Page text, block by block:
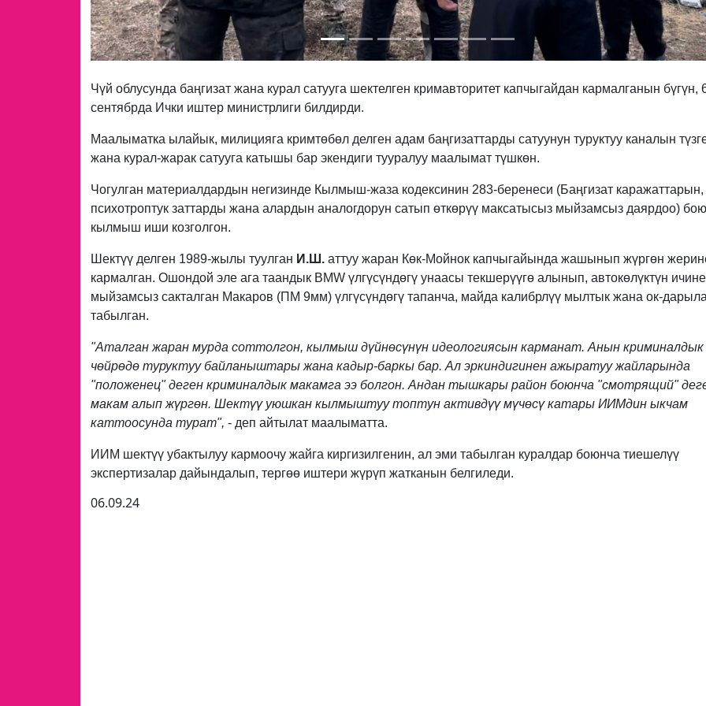
Чүй облусунда баңгизат жана курал сатууга шектелген кримавторитет капчыгайдан кармалганын бүгүн,
сентябрда Ички иштер министрлиги билдирди.
Маалыматка ылайык, милицияга кримтөбөл делген адам баңгизаттарды сатуунун туруктуу каналын
жана курал-жарак сатууга катышы бар экендиги тууралуу маалымат түшкөн.
Чогулган материалдардын негизинде Кылмыш-жаза кодексинин 283-беренеси (Баңгизат каражаттарын,
психотроптук заттарды жана алардын аналогдорун сатып өткөрүү максатысыз мыйзамсыз даярдоо)
кылмыш иши козголгон.
Шектүү делген 1989-жылы туулган И.Ш. аттуу жаран Көк-Мойнок капчыгайында жашынып жүргөн
кармалган. Ошондой эле ага таандык BMW үлгүсүндөгү унаасы текшерүүгө алынып, автокөлүктүн
мыйзамсыз сакталган Макаров (ПМ 9мм) үлгүсүндөгү тапанча, майда калибрлүү мылтык жана ок-
табылган.
"Аталган жаран мурда соттолгон, кылмыш дүйнөсүнүн идеологиясын карманат. Анын криминалдык
чөйрөдө туруктуу байланыштары жана кадыр-баркы бар. Ал эркиндигинен ажыратуу жайларында
"положенец" деген криминалдык макамга ээ болгон. Андан тышкары район боюнча "смотрящий"
макам алып жүргөн. Шектүү уюшкан кылмыштуу топтун активдүү мүчөсү катары ИИМдин ыкчам
каттоосунда турат", - деп айтылат маалыматта.
ИИМ шектүү убактылуу кармоочу жайга киргизилгенин, ал эми табылган куралдар боюнча тиешелүү
экспертизалар дайындалып, тергөө иштери жүрүп жатканын белгиледи.
06.09.24